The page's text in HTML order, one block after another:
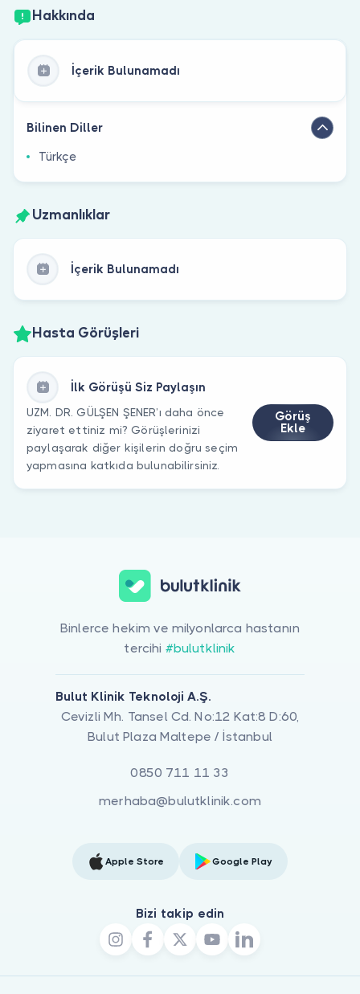
Hakkında
İçerik Bulunamadı
Bilinen Diller
Türkçe
Uzmanlıklar
İçerik Bulunamadı
Hasta Görüşleri
İlk Görüşü Siz Paylaşın
UZM. DR. GÜLŞEN ŞENER’ı daha önce
ziyaret ettiniz mi? Görüşlerinizi
paylaşarak diğer kişilerin doğru seçim
yapmasına katkıda bulunabilirsiniz.
Görüş
Ekle
Binlerce hekim ve milyonlarca hastanın
tercihi #bulutklinik
Bulut Klinik Teknoloji A.Ş.
Cevizli Mh. Tansel Cd. No:12 Kat:8 D:60,
Bulut Plaza Maltepe / İstanbul
0850 711 11 33
merhaba@bulutklinik.com
Apple Store Google Play
Bizi takip edin